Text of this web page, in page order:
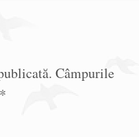
Câmpurile
*